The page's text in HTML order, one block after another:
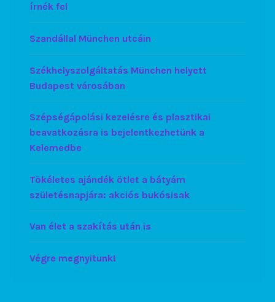
írnék fel
Szandállal München utcáin
Székhelyszolgáltatás München helyett
Budapest városában
Szépségápolási kezelésre és plasztikai
beavatkozásra is bejelentkezhetünk a
Kelemedbe
Tökéletes ajándék ötlet a bátyám
születésnapjára: akciós bukósisak
Van élet a szakítás után is
Végre megnyitunk!